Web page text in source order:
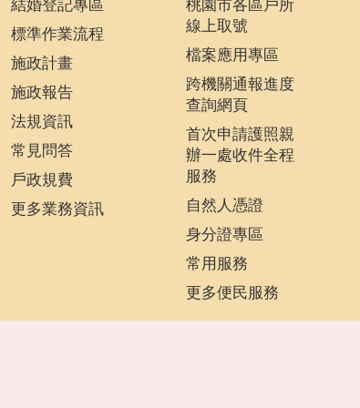
結婚登記專區
標準作業流程
施政計畫
施政報告
法規資訊
常見問答
戶政規費
更多業務資訊
桃園市各區戶所
線上取號
檔案應用專區
跨機關通報進度
查詢網頁
首次申請護照親
辦一處收件全程
服務
自然人憑證
身分證專區
常用服務
更多便民服務